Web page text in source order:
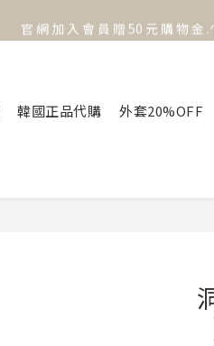
官 網 加 入 會 員 贈 50 元 購 物 金
官 網 加 入 會 員 贈 50 元 購 物 金
官 網 加 入 會 員 贈 50 元 購 物 金
韓國正品代購 外套20%OFF